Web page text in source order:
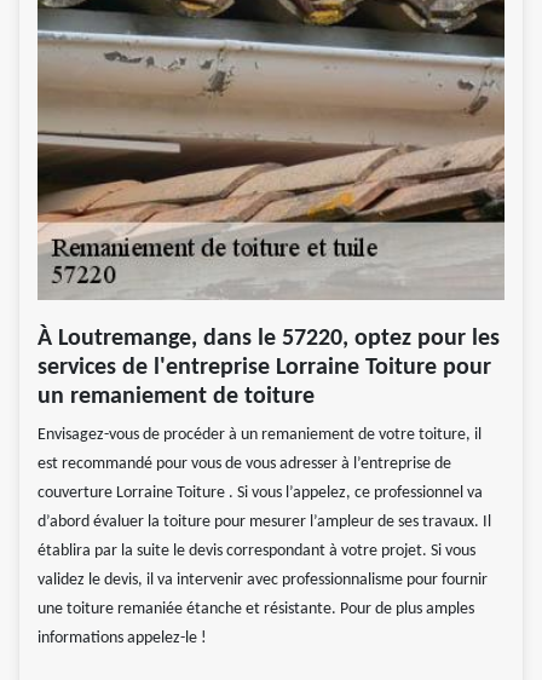
À Loutremange, dans le 57220, optez pour les
services de l'entreprise Lorraine Toiture pour
un remaniement de toiture
Envisagez-vous de procéder à un remaniement de votre toiture, il
est recommandé pour vous de vous adresser à l’entreprise de
couverture Lorraine Toiture . Si vous l’appelez, ce professionnel va
d’abord évaluer la toiture pour mesurer l’ampleur de ses travaux. Il
établira par la suite le devis correspondant à votre projet. Si vous
validez le devis, il va intervenir avec professionnalisme pour fournir
une toiture remaniée étanche et résistante. Pour de plus amples
informations appelez-le !